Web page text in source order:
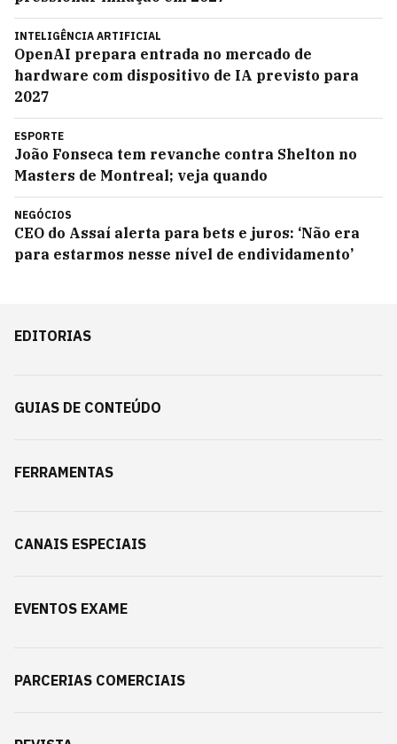
INTELIGÊNCIA ARTIFICIAL
OpenAI prepara entrada no mercado de
hardware com dispositivo de IA previsto para
2027
ESPORTE
João Fonseca tem revanche contra Shelton no
Masters de Montreal; veja quando
NEGÓCIOS
CEO do Assaí alerta para bets e juros: ‘Não era
para estarmos nesse nível de endividamento’
EDITORIAS
GUIAS DE CONTEÚDO
FERRAMENTAS
CANAIS ESPECIAIS
EVENTOS EXAME
PARCERIAS COMERCIAIS